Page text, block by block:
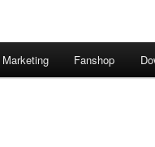
Marketing Fanshop